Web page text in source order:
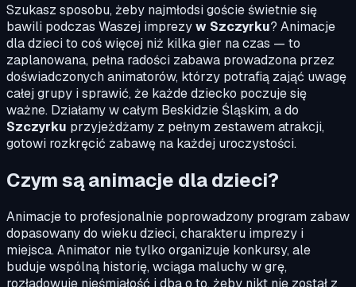
Szukasz sposobu, żeby najmłodsi goście świetnie się
bawili podczas Waszej imprezyw Szczyrku? Animacje
dla dzieci to coś więcej niż kilka gier na czas — to
zaplanowana, pełna radości zabawa prowadzona przez
doświadczonych animatorów, którzy potrafią zająć uwagę
całej grupy i sprawić, że każde dziecko poczuje się
ważne. Działamy w całym Beskidzie Śląskim, a do
Szczyrku przyjeżdżamy z pełnym zestawem atrakcji,
gotowi rozkręcić zabawę na każdej uroczystości.
Czym są animacje dla dzieci?
Animacje to profesjonalnie poprowadzony program zabaw
dopasowany do wieku dzieci, charakteru imprezy i
miejsca. Animator nie tylko organizuje konkursy, ale
buduje wspólną historię, wciąga maluchy w grę,
rozładowuje nieśmiałość i dba o to, żeby nikt nie został z